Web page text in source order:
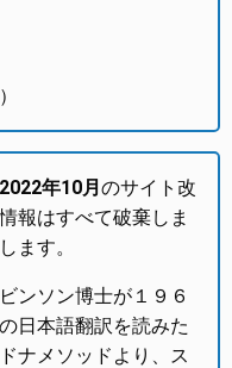
2022年10月 のサイト改
報はすべて破棄しま
ます。
ンソン博士が１９６
日本語翻訳を読みた
ナメソッドより、ス